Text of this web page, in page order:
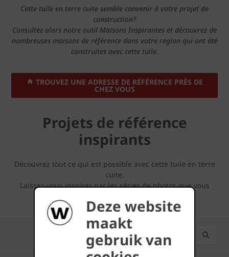
Deze website
maakt
gebruik van
Cette tuile en terre cuite semble convenir à votre projet de
construction?
Consultez alors notre outil Maisons Inspirantes et découvrez de
nombreuses maisons de référence dans votre région qui ont été
construites avec cette tuile.
TROUVEZ UNE ADRESSE DE RÉFÉRENCE PRÈS DE
CHEZ VOUS
Projets de référence
inspirants
Découvrez tout ce qui est possible avec cette tuile en terre
cuite.
Laissez-vous inspirer par les séries de photos que vous